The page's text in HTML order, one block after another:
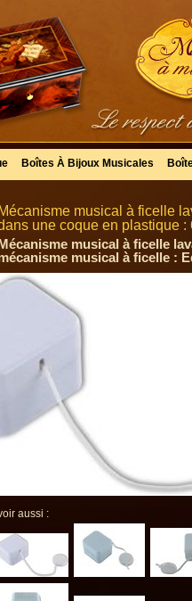
Boîtes À Bijoux Musicales
Mécanisme musical à ficelle
une coque en plastique :
musical à ficelle
musical à ficelle :
aussi :